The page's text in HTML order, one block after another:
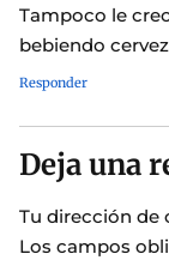
Tampoco le
bebiendo
Responder
Deja una
Tu dirección de
Los campos